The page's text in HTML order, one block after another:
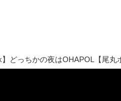
】どっちかの夜はOHAPOL【尾